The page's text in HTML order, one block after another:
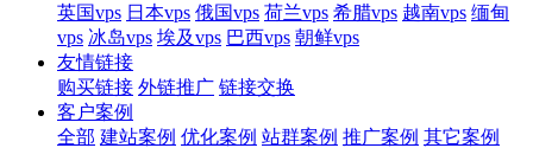
英国vps 日本vps 俄国vps 荷兰vps 希腊vps 越南vps 缅甸
vps 冰岛vps 埃及vps 巴西vps 朝鲜vps
友情链接
购买链接 外链推广 链接交换
客户案例
全部 建站案例 优化案例 站群案例 推广案例 其它案例